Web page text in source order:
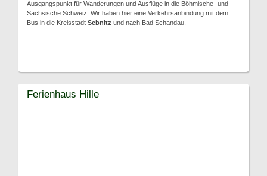
Ausgangspunkt für Wanderungen und Ausflüge in die Böhmische- und
Sächsische Schweiz. Wir haben hier eine Verkehrsanbindung mit dem
Bus in die Kreisstadt Sebnitz und nach Bad Schandau.
Ferienhaus Hille